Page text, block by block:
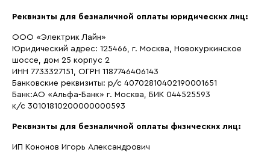
Реквизиты для безналичной оплаты юридических лиц:
ООО «Электрик Лайн»
Юридический адрес: 125466, г. Москва, Новокуркинское
шоссе, дом 25 корпус 2
ИНН 7733327151, ОГРН 1187746406143
Банковские реквизиты: р/с 40702810402190001651
Банк:АО «Альфа-Банк» г. Москва, БИК 044525593
к/с 30101810200000000593
Реквизиты для безналичной оплаты физических лиц:
ИП Кононов Игорь Александрович